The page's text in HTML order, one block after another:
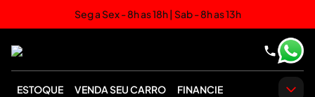
Seg a Sex - 8h as 18h | Sab - 8h as 13h
ESTOQUE VENDA SEU CARRO FINANCIE